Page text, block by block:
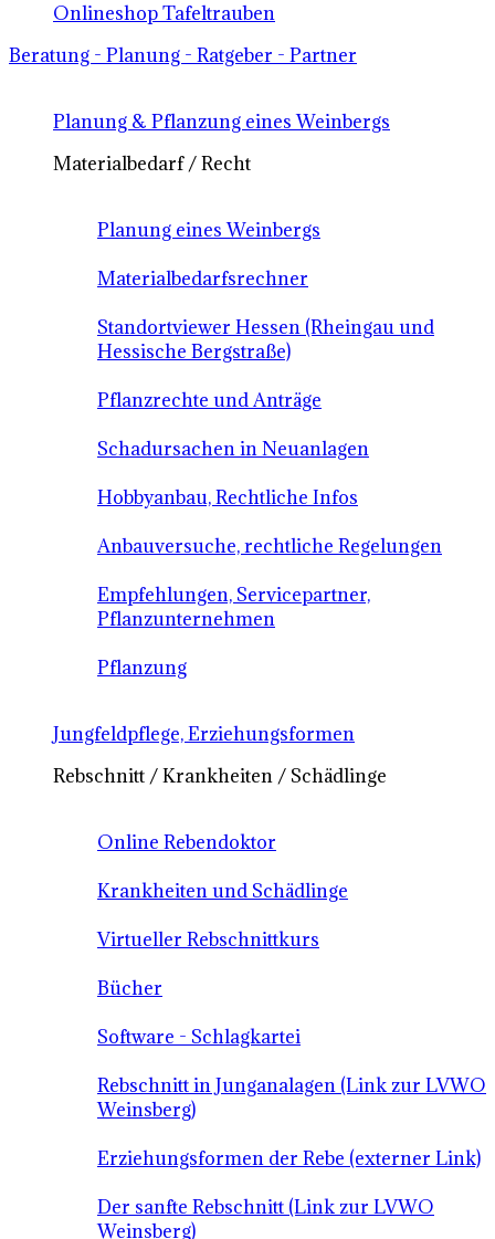
Onlineshop Tafeltrauben
Beratung - Planung - Ratgeber - Partner
Planung & Pflanzung eines Weinbergs
Materialbedarf / Recht
Planung eines Weinbergs
Materialbedarfsrechner
Standortviewer Hessen (Rheingau und
Hessische Bergstraße)
Pflanzrechte und Anträge
Schadursachen in Neuanlagen
Hobbyanbau, Rechtliche Infos
Anbauversuche, rechtliche Regelungen
Empfehlungen, Servicepartner,
Pflanzunternehmen
Pflanzung
Jungfeldpflege, Erziehungsformen
Rebschnitt / Krankheiten / Schädlinge
Online Rebendoktor
Krankheiten und Schädlinge
Virtueller Rebschnittkurs
Bücher
Software - Schlagkartei
Rebschnitt in Junganalagen (Link zur LVWO
Weinsberg)
Erziehungsformen der Rebe (externer Link)
Der sanfte Rebschnitt (Link zur LVWO
Weinsberg)